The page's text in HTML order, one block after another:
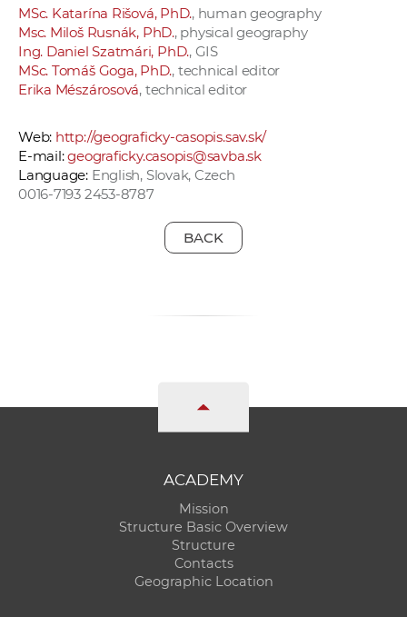
MSc. Katarína Rišová, PhD., human geography
Msc. Miloš Rusnák, PhD., physical geography
Ing. Daniel Szatmári, PhD., GIS
MSc. Tomáš Goga, PhD., technical editor
Erika Mészárosová, technical editor
Web: http://geograficky-casopis.sav.sk/
E-mail:geograficky.casopis@savba.sk
Language:English, Slovak, Czech
0016-7193 2453-8787
BACK
ACADEMY
Mission
Structure Basic Overview
Structure
Contacts
Geographic Location